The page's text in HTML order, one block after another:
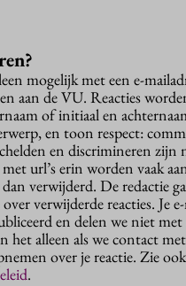
mogelijk met een e-
aan de VU. Reacties
of initiaal en
en toon respect:
en discrimineren zijn
url’s erin worden vaak
verwijderd. De redactie
over verwijderde reacties. Je
en delen we niet met
het alleen als we contact
over je reactie. Zie
.